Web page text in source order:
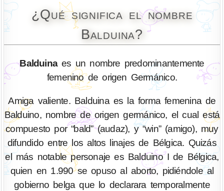
¿Qué significa el nombre
Balduina?
Balduinaes un nombre predominantemente
femenino de origen Germánico.
Amiga valiente. Balduina es la forma femenina de
Balduino, nombre de origen germánico, el cual está
compuesto por “bald” (audaz), y “win” (amigo), muy
difundido entre los altos linajes de Bélgica. Quizás
el más notable personaje es Balduino I de Bélgica,
quien en 1.990 se opuso al aborto, pidiéndole al
gobierno belga que lo declarara temporalmente